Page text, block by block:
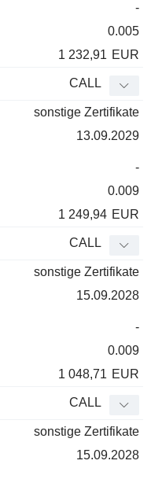
-
0.005
1 232,91 EUR
CALL
sonstige Zertifikate
13.09.2029
-
0.009
1 249,94 EUR
CALL
sonstige Zertifikate
15.09.2028
-
0.009
1 048,71 EUR
CALL
sonstige Zertifikate
15.09.2028